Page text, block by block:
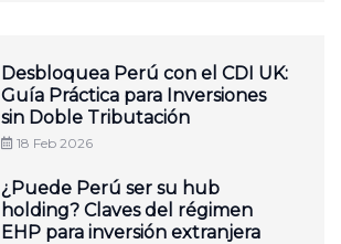
Desbloquea Perú con el CDI UK:
Guía Práctica para Inversiones
sin Doble Tributación
18 Feb 2026
¿Puede Perú ser su hub
holding? Claves del régimen
EHP para inversión extranjera